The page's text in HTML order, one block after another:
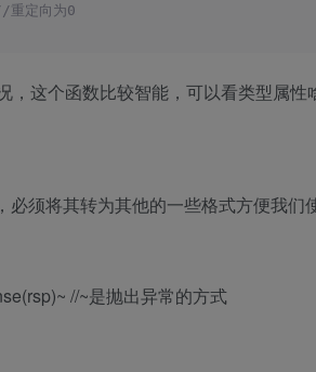
定向为0
这个函数比较智能，可以看类型属性
须将其转为其他的一些格式方便我
//~是抛出异常的方式